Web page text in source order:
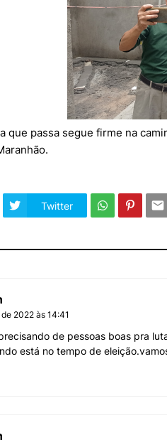
que passa segue firme na
Twitter
2022 às 14:41
de pessoas boas pra
está no tempo de